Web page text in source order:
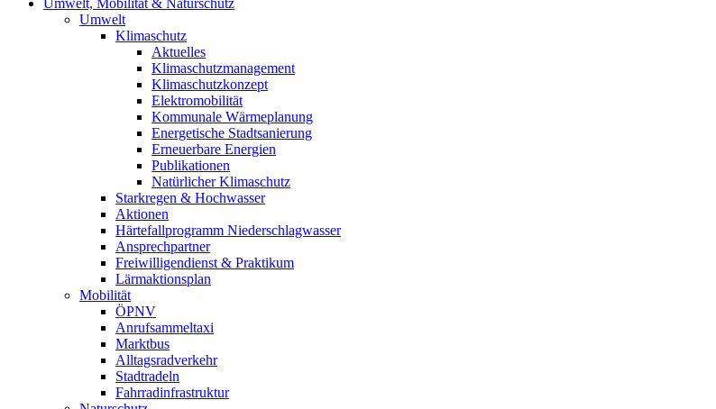
Umwelt, Mobilität & Naturschutz
Umwelt
Klimaschutz
Aktuelles
Klimaschutzmanagement
Klimaschutzkonzept
Elektromobilität
Kommunale Wärmeplanung
Energetische Stadtsanierung
Erneuerbare Energien
Publikationen
Natürlicher Klimaschutz
Starkregen & Hochwasser
Aktionen
Härtefallprogramm Niederschlagwasser
Ansprechpartner
Freiwilligendienst & Praktikum
Lärmaktionsplan
Mobilität
ÖPNV
Anrufsammeltaxi
Marktbus
Alltagsradverkehr
Stadtradeln
Fahrradinfrastruktur